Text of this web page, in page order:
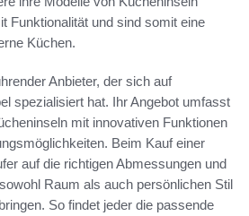
Funktionalität und sind somit eine
Küchen.
Anbieter, der sich auf
spezialisiert hat. Ihr Angebot umfasst
mit innovativen Funktionen
Beim Kauf einer
auf die richtigen Abmessungen und
Raum als auch persönlichen Stil
So findet jeder die passende